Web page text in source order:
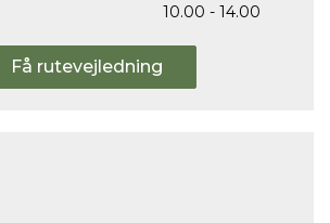
10.00 - 14.00
Få rutevejledning